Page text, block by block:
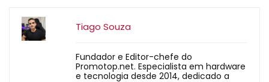
Tiago Souza
Fundador e Editor-chefe do
Promotop.net. Especialista em hardware
e tecnologia desde 2014, dedicado a